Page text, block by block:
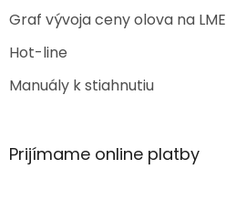
Graf vývoja ceny olova na LME
Hot-line
Manuály k stiahnutiu
Prijímame online platby